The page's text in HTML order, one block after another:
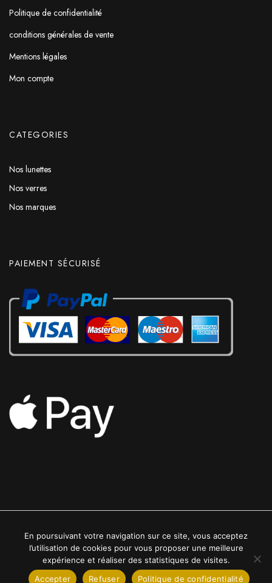
Politique de confidentialité
conditions générales de vente
Mentions légales
Mon compte
CATEGORIES
Nos lunettes
Nos verres
Nos marques
PAIEMENT SÉCURISÉ
2022 © Luxe24kt | Tous droits réservés
En poursuivant votre navigation sur ce site, vous acceptez
l’utilisation de cookies pour vous proposer une meilleure
expérience et réaliser des statistiques de visites.
Accepter
Refuser Politique de confidentialité